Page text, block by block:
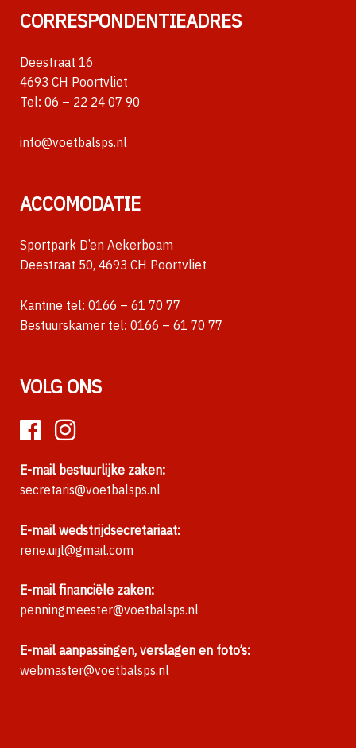
CORRESPONDENTIEADRES
Deestraat 16
4693 CH Poortvliet
Tel: 06 – 22 24 07 90
info@voetbalsps.nl
ACCOMODATIE
Sportpark D’en Aekerboam
Deestraat 50, 4693 CH Poortvliet
Kantine tel: 0166 – 61 70 77
Bestuurskamer tel: 0166 – 61 70 77
VOLG ONS
E-mail bestuurlijke zaken:
secretaris@voetbalsps.nl
E-mail wedstrijdsecretariaat:
rene.uijl@gmail.com
E-mail financiële zaken:
penningmeester@voetbalsps.nl
E-mail aanpassingen, verslagen en foto’s:
webmaster@voetbalsps.nl